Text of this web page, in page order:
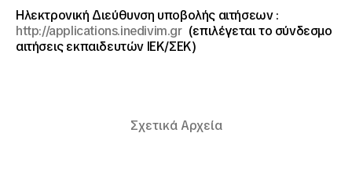
Ηλεκτρονική Διεύθυνση υποβολής αιτήσεων :
http://applications.inedivim.gr(επιλέγεται το σύνδεσμο
αιτήσεις εκπαιδευτών ΙΕΚ/ΣΕΚ)
Σχετικά Αρχεία